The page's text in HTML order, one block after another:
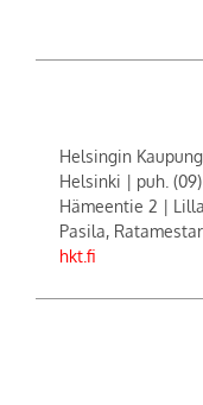
Helsingin
Helsinki | puh.
Hämeentie 2 |
Pasila,
hkt.fi